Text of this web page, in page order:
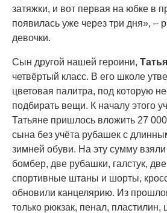
затяжки, и вот первая на юбке в
появилась уже через три дня», –
девочки.
Сын другой нашей героини,
четвёртый класс. В его школе
цветовая палитра, под которую
подбирать вещи. К началу этого
Татьяне пришлось вложить 27
сына без учёта рубашек с
зимней обуви. На эту сумму
бомбер, две рубашки, галстук,
спортивные штаны и шорты,
обновили канцелярию. Из
только рюкзак, пенал, пластилин,